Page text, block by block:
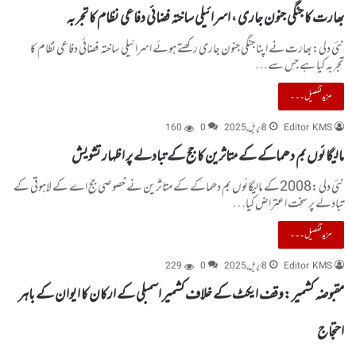
بھارت کا جنگی جنون جاری ، اسرائیلی ساختہ فضائی دفاعی نظام کا تجربہ
نئی دلی:بھارت نے اپنا جنگی جنون جاری رکھتے ہوئے اسرائیلی ساختہ فضائی دفاعی نظام کا
تجربہ کیا ہے جس سے…
مزید تفصیل۔۔۔
Editor KMS 8 اپریل, 2025 0
160
مالیگائوں بم دھماکے کے متاثرین کا جج کے تبادلے پر اظہار تشویش
نئی دلی :2008کے مالیگائوں بم دھماکے کے متاثرین نے خصوصی جج اے کے لاہوتی کے
تبادلے پر سخت اعتراض کیا…
مزید تفصیل۔۔۔
Editor KMS 8 اپریل, 2025 0
229
مقبوضہ کشمیر :وقف ایکٹ کے خلاف کشمیر اسمبلی کے ارکان کا ایوان کے باہر
احتجاج